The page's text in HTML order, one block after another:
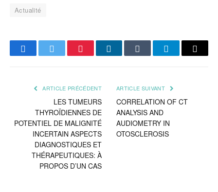
Actualité
FacebookTwitter PinterestLinkedInTumblrTelegramEmail
ARTICLE PRÉCÉDENT
LES TUMEURS
THYROÏDIENNES DE
POTENTIEL DE MALIGNITÉ
INCERTAIN ASPECTS
DIAGNOSTIQUES ET
THÉRAPEUTIQUES: À
PROPOS D’UN CAS
ARTICLE SUIVANT
CORRELATION OF CT
ANALYSIS AND
AUDIOMETRY IN
OTOSCLEROSIS